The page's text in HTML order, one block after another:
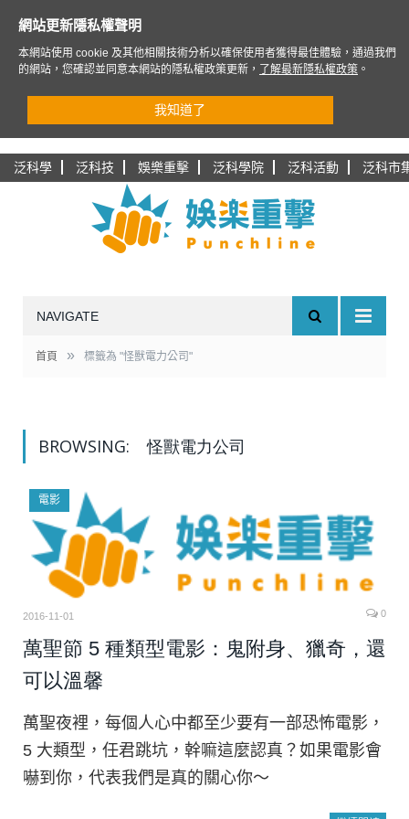
泛科學 泛科技 娛樂重擊 泛科學院 泛科活動 泛科市
NAVIGATE
首頁 » 標籤為 "怪獸電力公司"
BROWSING: 怪獸電力公司
電影
2016-11-01 0
萬聖節 5 種類型電影：鬼附身、獵奇，還
可以溫馨
萬聖夜裡，每個人心中都至少要有一部恐怖電影，
5 大類型，任君跳坑，幹嘛這麼認真？如果電影會
嚇到你，代表我們是真的關心你～
網站更新隱私權聲明
本網站使用 cookie 及其他相關技術分析以確保使用者獲得最佳體驗，通過我們
的網站，您確認並同意本網站的隱私權政策更新，
了解最新隱私權政策 。
我知道了